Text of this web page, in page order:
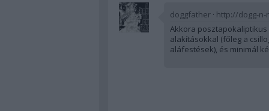
doggfather · http://dogg-n-
Akkora posztapokaliptikus
alakításokkal (főleg a
aláfestések), és minimál